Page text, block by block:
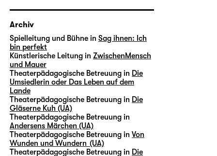
Archiv
Spielleitung und Bühne in Sag ihnen: Ich
bin perfekt
Künstlerische Leitung in ZwischenMensch
und Mauer
Theaterpädagogische Betreuung in Die
Umsiedlerin oder Das Leben auf dem
Lande
Theaterpädagogische Betreuung in Die
Gläserne Kuh (UA)
Theaterpädagogische Betreuung in
Andersens Märchen (UA)
Theaterpädagogische Betreuung in Von
Wunden und Wundern (UA)
Theaterpädagogische Betreuung in Die